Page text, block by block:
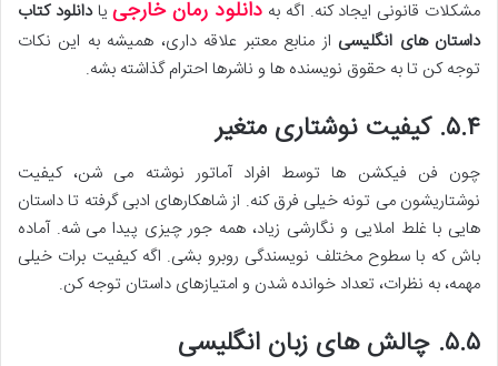
مشکلات قانونی ایجاد کنه. اگه به دانلود رمان خارجییادانلود کتاب
داستان های انگلیسی از منابع معتبر علاقه داری، همیشه به این نکات
توجه کن تا به حقوق نویسنده ها و ناشرها احترام گذاشته بشه.
۵.۴. کیفیت نوشتاری متغیر
چون فن فیکشن ها توسط افراد آماتور نوشته می شن، کیفیت
نوشتاریشون می تونه خیلی فرق کنه. از شاهکارهای ادبی گرفته تا داستان
هایی با غلط املایی و نگارشی زیاد، همه جور چیزی پیدا می شه. آماده
باش که با سطوح مختلف نویسندگی روبرو بشی. اگه کیفیت برات خیلی
مهمه، به نظرات، تعداد خوانده شدن و امتیازهای داستان توجه کن.
۵.۵. چالش های زبان انگلیسی